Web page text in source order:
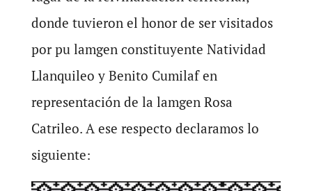
donde tuvieron el honor de ser visitados
por pu lamgen constituyente Natividad
Llanquileo y Benito Cumilaf en
representación de la lamgen Rosa
Catrileo. A ese respecto declaramos lo
siguiente: